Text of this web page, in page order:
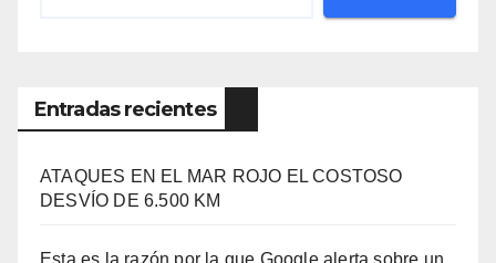
Entradas recientes
ATAQUES EN EL MAR ROJO EL COSTOSO
DESVÍO DE 6.500 KM